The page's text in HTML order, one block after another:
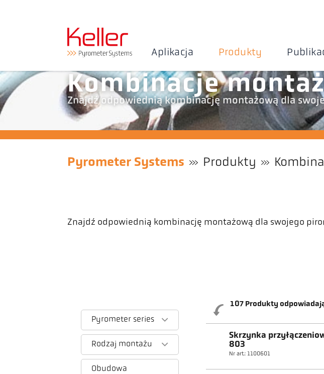
Aplikacja Produkty
Kombinacje
Znajdź odpowiednią kombinację montażową dla
Pyrometer Systems Produkty
Znajdź odpowiednią kombinację montażową dla swojego
Pyrometer series
Rodzaj montażu
Obudowa
107Produkty
Skrzynka
803
Nr art.: 1100601